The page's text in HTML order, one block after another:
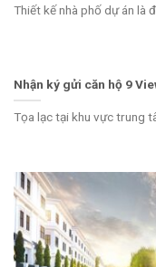
Thiết kế nhà phố dự án là
Nhận ký gửi căn hộ 9
Tọa lạc tại khu vực trung